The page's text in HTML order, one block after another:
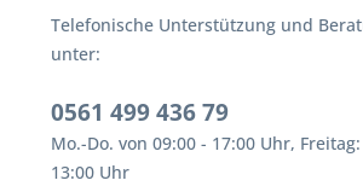
Telefonische Unterstützung und
unter:
0561 499 436 79
Mo.-Do. von 09:00 - 17:00 Uhr,
13:00 Uhr